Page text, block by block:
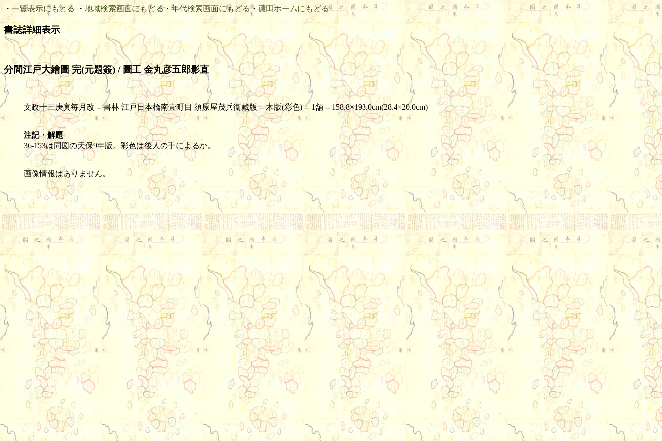
・ 一覧表示にもどる ・ 地域検索画面にもどる・ 年代検索画面にもどる・ 蘆田ホームにもどる
書誌詳細表示
分間江戸大繪圖 完(元題簽) / 圖工 金丸彦五郎影直
文政十三庚寅毎月改 -- 書林 江戸日本橋南壹町目 須原屋茂兵衞藏版 -- 木版(彩色) -- 1舗 -- 158.8×193.0cm(28.4×20.0cm)
注記・解題
36-153は同図の天保9年版。彩色は後人の手によるか。
画像情報はありません。